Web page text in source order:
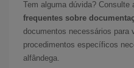
Tem alguma dúvida? Consulte
frequentes sobre
documentos necessários para
procedimentos específicos
alfândega.